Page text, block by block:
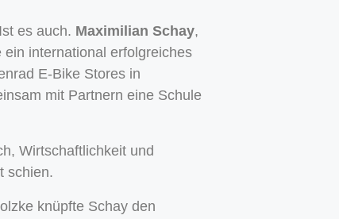
es auch. Maximilian Schay,
international erfolgreiches
E-Bike Stores in
mit Partnern eine Schule
Wirtschaftlichkeit und
schien.
knüpfte Schay den